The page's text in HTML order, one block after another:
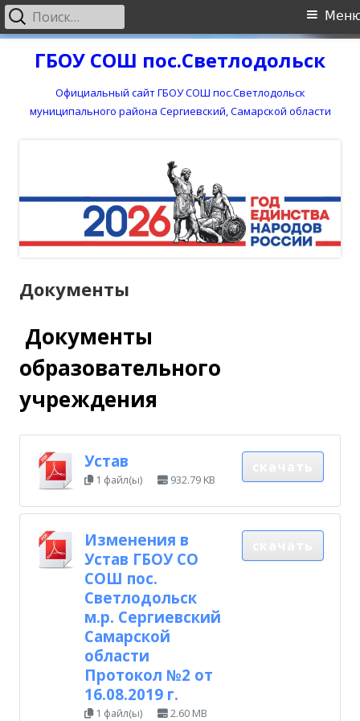
содержимому
ГБОУ СОШ пос.Светлодольск
Официальный сайт ГБОУ СОШ пос.Светлодольск
муниципального района Сергиевский, Самарской области
Основное
меню
Найти:
Документы
Документы
образовательного
учреждения
Устав
1 файл(ы) 932.79 KB
Изменения в
Устав ГБОУ СО
СОШ пос.
Светлодольск
м.р. Сергиевский
Самарской
области
Протокол №2 от
16.08.2019 г.
1 файл(ы) 2.60 MB